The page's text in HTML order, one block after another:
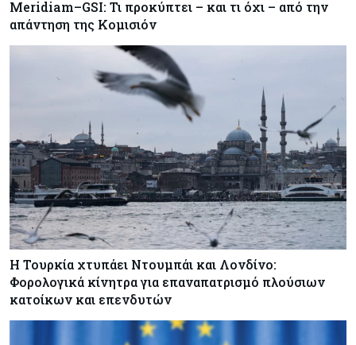
Εμπορεύματα
Goldman Sachs: Το Brent θα κυμανθεί στα $80-
90/βαρέλι μέχρι να υπάρξουν εξελίξεις στη
Μέση Ανατολή
Κόσμος 07-08-2026
Σαουδική Αραβία, Πακιστάν και Τουρκία
υπογράφουν συμφωνία για αμοιβαία άμυνα
Meridiam–GSI: Τι προκύπτει – και τι όχι – από την
απάντηση της Κομισιόν
Η Τουρκία χτυπάει Ντουμπάι και Λονδίνο:
Φορολογικά κίνητρα για επαναπατρισμό πλούσιων
κατοίκων και επενδυτών